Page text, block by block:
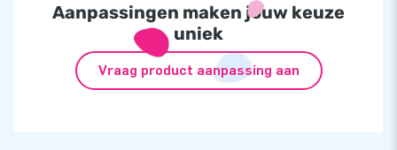
Aanpassingen maken jouw keuze
uniek
Vraag product aanpassing aan